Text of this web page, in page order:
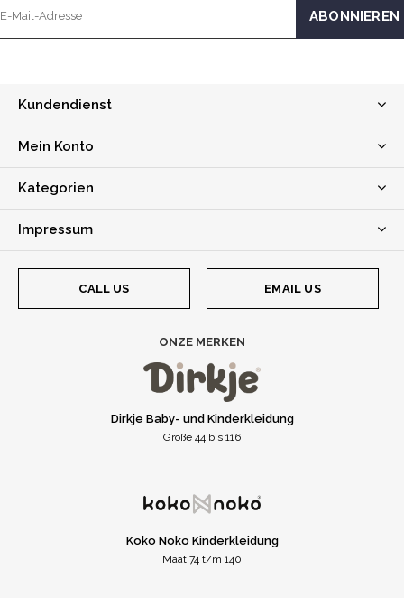
Kundendienst
Mein Konto
Kategorien
Impressum
CALL US EMAIL US
ONZE MERKEN
Dirkje Baby- und Kinderkleidung
Größe 44 bis 116
Koko Noko Kinderkleidung
Maat 74 t/m 140